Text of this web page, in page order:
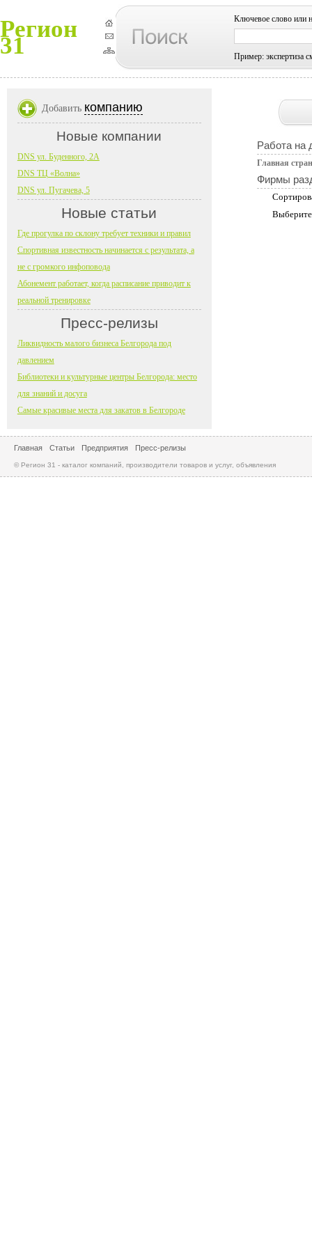
Регион
31
Ключевое слово или
Пример: экспертиза
Работа на
Главная
Фирмы
Добавить компанию
Новые компании
DNS ул. Буденного, 2А
DNS ТЦ «Волна»
DNS ул. Пугачева, 5
Новые статьи
Где прогулка по склону требует техники и правил
Спортивная известность начинается с результата, а
не с громкого инфоповода
Абонемент работает, когда расписание приводит к
реальной тренировке
Пресс-релизы
Ликвидность малого бизнеса Белгорода под
давлением
Библиотеки и культурные центры Белгорода: место
для знаний и досуга
Самые красивые места для закатов в Белгороде
Главная Статьи Предприятия Пресс-релизы
© Регион 31 - каталог компаний, производители товаров и услуг, объявления